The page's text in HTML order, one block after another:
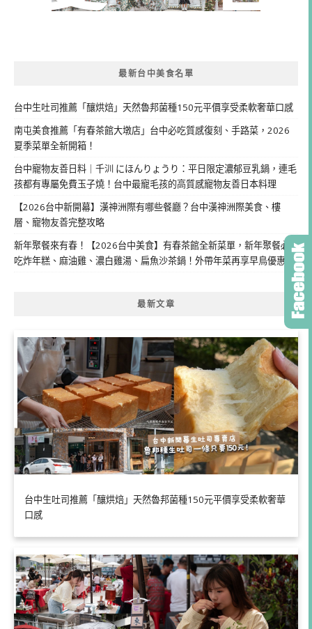
最新台中美食名單
台中生吐司推薦「釀烘焙」天然魯邦菌種150元平價享受柔軟奢華口感
南屯美食推薦「有春茶館大墩店」台中必吃質感復刻、手路菜，2026
夏季菜單全新開箱！
台中寵物友善日料｜千汌 にほんりょうり：平日限定濃郁豆乳鍋，連毛
孩都有專屬免費玉子燒！台中最寵毛孩的高質感寵物友善日本料理
【2026台中新開幕】漢神洲際有哪些餐廳？台中漢神洲際美食、樓
層、寵物友善完整攻略
新年聚餐來有春！【2026台中美食】有春茶館全新菜單，新年聚餐必
吃炸年糕、麻油雞、濃白雞湯、扁魚沙茶鍋！外帶年菜再享早鳥優惠
最新文章
台中生吐司推薦「釀烘焙」天然魯邦菌種150元平價享受柔軟奢華
口感